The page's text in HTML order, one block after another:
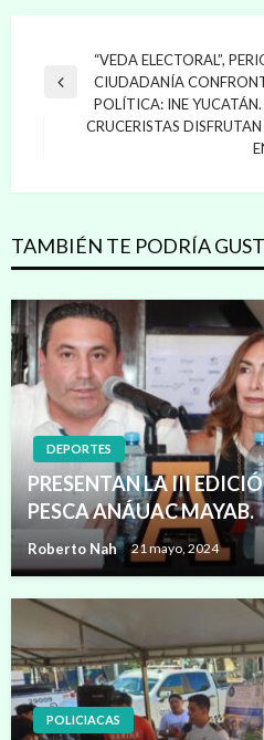
Navegación
de
entradas
Entrada
anterior
“VEDA ELECTORAL”,
CIUDADANÍA
POLÍTICA: INE YUCATÁN.
CRUCERISTAS
TAMBIÉN TE PODRÍA
DEPORTES
PRESENTAN LA III
PESCA ANÁUAC MAYAB.
Roberto Nah 21 mayo, 2024
POLICIACAS